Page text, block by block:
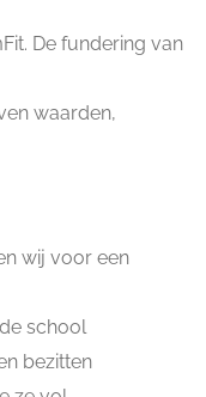
De fundering van
waarden,
wij voor een
school
bezitten